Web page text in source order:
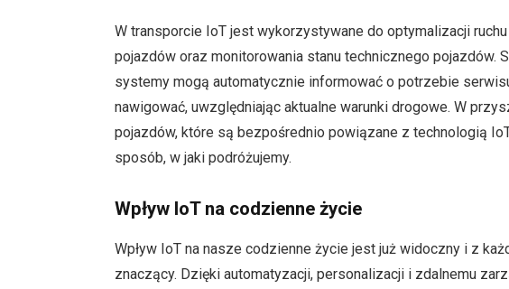
W transporcie IoT jest wykorzystywane do optymalizacji
pojazdów oraz monitorowania stanu technicznego pojazdów.
systemy mogą automatycznie informować o potrzebie
nawigować, uwzględniając aktualne warunki drogowe. W
pojazdów, które są bezpośrednio powiązane z technologią
sposób, w jaki podróżujemy.
Wpływ IoT na codzienne życie
Wpływ IoT na nasze codzienne życie jest już widoczny i z
znaczący. Dzięki automatyzacji, personalizacji i zdalnemu